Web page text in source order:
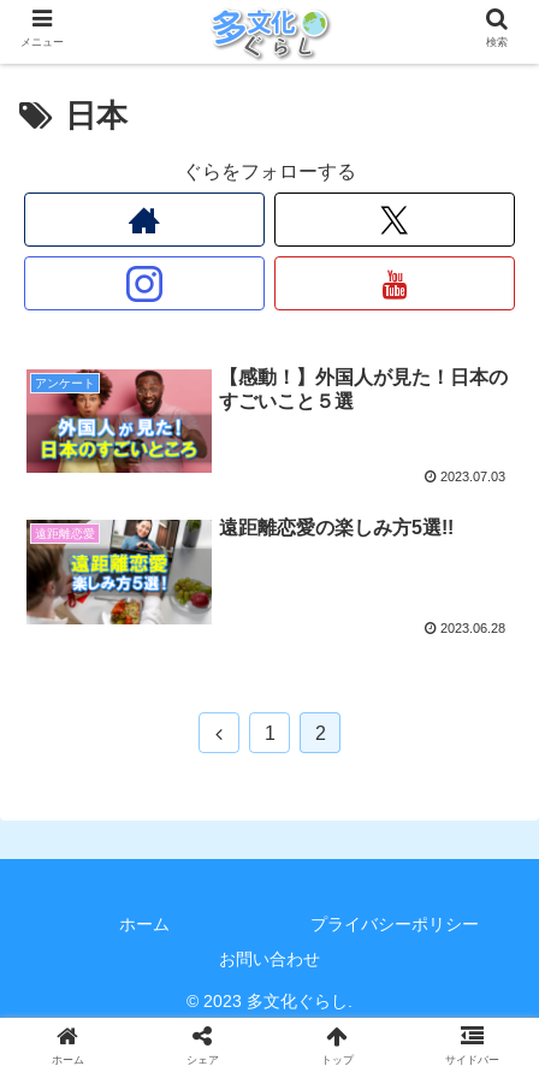
日本
ぐらをフォローする
アンケート
【感動！】外国人が見た！日本の
すごいこと５選
2023.07.03
遠距離恋愛 遠距離恋愛の楽しみ方5選!!
2023.06.28
前
1 2
ホーム
プライバシーポリシー
お問い合わせ
© 2023 多文化ぐらし.
メニュー 検索
ホーム シェア トップ サイドバー